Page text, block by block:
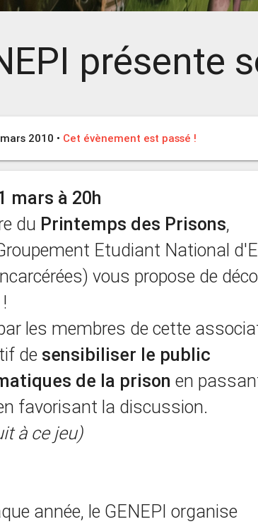
présente
2010 • Cet évènement est passé !
mars à 20h
du Printemps des Prisons,
Etudiant National
vous propose de
les membres de cette
de sensibiliser le public
de la prison en
favorisant la discussion.
à ce jeu)
année, le GENEPI organise